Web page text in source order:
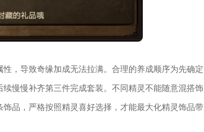
，导致奇缘加成无法拉满。合理的养成顺序为先确定
慢慢补齐第三件完成套装。不同精灵不能随意混搭饰
品，严格按照精灵喜好选择，才能最大化精灵饰品带